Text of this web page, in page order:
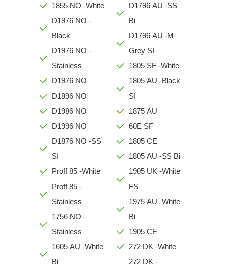
1855 NO -White
D1976 NO -
Black
D1976 NO -
Stainless
D1976 NO
D1896 NO
D1986 NO
D1996 NO
D1876 NO -SS
SI
Proff 85 -White
Proff 85 -
Stainless
1756 NO -
Stainless
1605 AU -White
Bi
D1796 AU -SS
Bi
D1796 AU -M-
Grey SI
1805 SF -White
1805 AU -Black
SI
1875 AU
60E SF
1805 CE
1805 AU -SS Bi
1905 UK -White
FS
1975 AU -White
Bi
1905 CE
272 DK -White
272 DK -